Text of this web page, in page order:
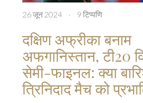
26 जून 2024 · 9 टिप्पणि
दक्षिण अफ्रीका बनाम
अफगानिस्तान, टी20
सेमी-फाइनल: क्या
त्रिनिदाद मैच को